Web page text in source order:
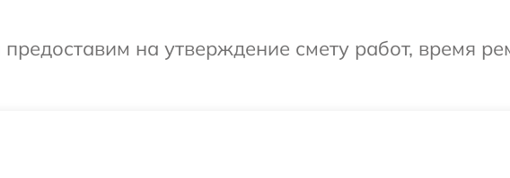
на утверждение смету работ, время